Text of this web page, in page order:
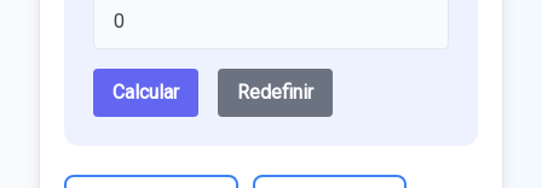
Calcular Redefinir